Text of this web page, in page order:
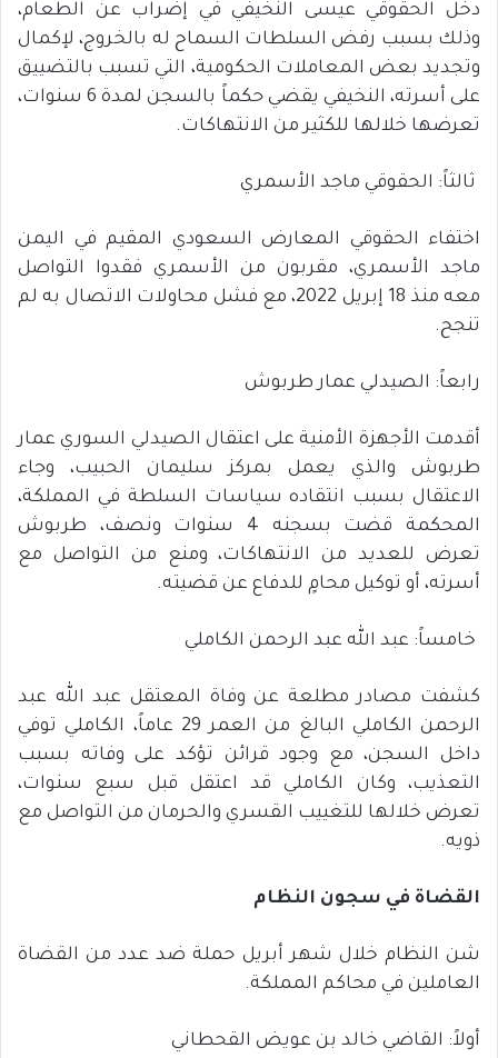
دخل الحقوقي عيسى النخيفي في إضراب عن الطعام،
وذلك بسبب رفض السلطات السماح له بالخروج، لإكمال
وتجديد بعض المعاملات الحكومية، التي تسبب بالتضييق
على أسرته، النخيفي يقضي حكماً بالسجن لمدة 6 سنوات،
تعرضها خلالها للكثير من الانتهاكات.
ثالثاً: الحقوقي ماجد الأسمري
اختفاء الحقوقي المعارض السعودي المقيم في اليمن
ماجد الأسمري، مقربون من الأسمري فقدوا التواصل
معه منذ 18 إبريل 2022، مع فشل محاولات الاتصال به لم
تنجح.
رابعاً: الصيدلي عمار طربوش
أقدمت الأجهزة الأمنية على اعتقال الصيدلي السوري عمار
طربوش والذي يعمل بمركز سليمان الحبيب، وجاء
الاعتقال بسبب انتقاده سياسات السلطة في المملكة،
المحكمة قضت بسجنه 4 سنوات ونصف، طربوش
تعرض للعديد من الانتهاكات، ومنع من التواصل مع
أسرته، أو توكيل محامٍ للدفاع عن قضيته.
خامساً: عبد الله عبد الرحمن الكاملي
كشفت مصادر مطلعة عن وفاة المعتقل عبد الله عبد
الرحمن الكاملي البالغ من العمر 29 عاماً، الكاملي توفي
داخل السجن، مع وجود قرائن تؤكد على وفاته بسبب
التعذيب، وكان الكاملي قد اعتقل قبل سبع سنوات،
تعرض خلالها للتغييب القسري والحرمان من التواصل مع
ذويه.
القضاة في سجون النظام
شن النظام خلال شهر أبريل حملة ضد عدد من القضاة
العاملين في محاكم المملكة.
أولاً: القاضي خالد بن عويض القحطاني